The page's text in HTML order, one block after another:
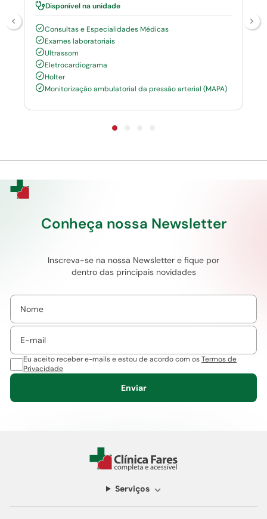
Disponível na unidade
Consultas e Especialidades Médicas
Exames laboratoriais
Ultrassom
Eletrocardiograma
Holter
Monitorização ambulatorial da pressão arterial (MAPA)
Conheça nossa Newsletter
Inscreva-se na nossa Newsletter e fique por
dentro das principais novidades
Eu aceito receber e-mails e estou de acordo com osTermos de
Privacidade
Enviar
Serviços